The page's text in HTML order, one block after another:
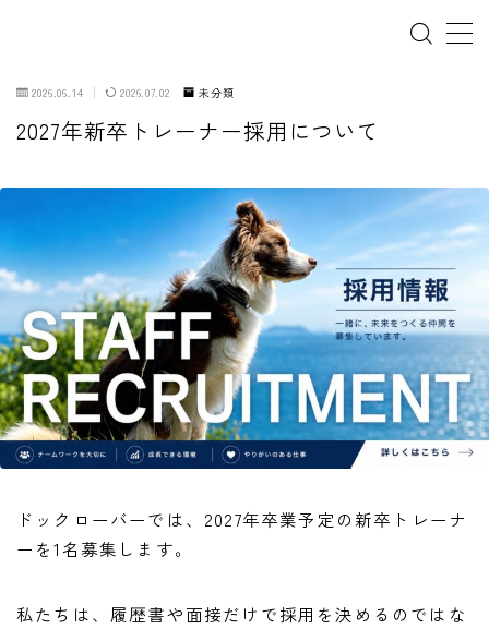
ホーム
犬の幼稚園
パピーレッスン
スターターレッスン
ドッグスポーツ
ドッグホテル
犬とゴミ拾い活動
ACCESS
DOCROVERの理念
2026.06.14 2026.07.02 未分類
2027年新卒トレーナー採用について
ドックローバーでは、2027年卒業予定の新卒トレーナ
ーを1名募集します。
私たちは、履歴書や面接だけで採用を決めるのではな